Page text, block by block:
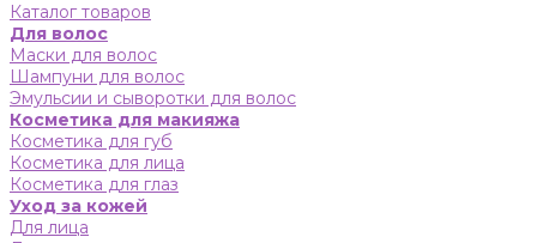
Каталог товаров
Для волос
Маски для волос
Шампуни для волос
Эмульсии и сыворотки для волос
Косметика для макияжа
Косметика для губ
Косметика для лица
Косметика для глаз
Уход за кожей
Для лица